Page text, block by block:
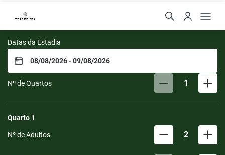
Resort Tororomba
Datas da Estadia
Nº de Quartos 1
Quarto 1
Nº de Adultos 2